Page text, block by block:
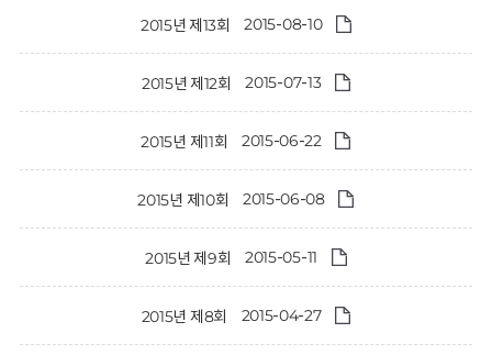
2015년 제13회 2015-08-10
2015년 제12회 2015-07-13
2015년 제11회 2015-06-22
2015년 제10회 2015-06-08
2015년 제9회 2015-05-11
2015년 제8회 2015-04-27